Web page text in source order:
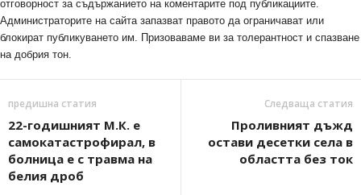
отговорност за съдържанието на коментарите под публикациите.
Администраторите на сайта запазват правото да ограничават или
блокират публикуването им. Призоваваме ви за толерантност и спазване
на добрия тон.
предишна статия
22-годишният М.К. е
самокатастрофирал, в
болница е с травма на
белия дроб
Следваща статия
Проливният дъжд
остави десетки села в
областта без ток